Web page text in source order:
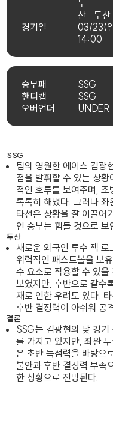
두산
경기일
03/23(
14:00
승무패 SSG
핸디캡
SSG
오버언더
UNDER
SSG
팀의 영원한 에이스 김광
점을 발휘할 수 있는 상
적인 호투를 보여주며,
톡톡히 해냈다. 그러나
타선은 상황을 잘 이끌어
인 승부는 힘들 것으로 보
두산
새로운 외국인 투수 잭
위력적인 패스트볼을 보
수 요소로 작용할 수 있
보였지만, 후반으로 갈수
재로 인한 우려도 있다.
후반 결정력이 아쉬워 공
결론
SSG는 김광현의 낮 경기
를 가지고 있지만, 좌완
은 초반 득점력을 바탕으
불안과 후반 결정력 부족
한 상황으로 전망된다.